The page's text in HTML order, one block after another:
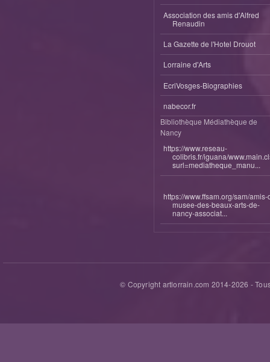
Association des amis d'Alfred
Renaudin
La Gazette de l'Hotel Drouot
Lorraine d'Arts
EcriVosges-Biographies
nabecor.fr
Bibliothèque Médiathèque de
Nancy
https://www.reseau-
colibris.fr/iguana/
surl=mediatheque_manu...
https://www.ffsam.org/sam/amis-
musee-des-beaux-arts-de-
nancy-associat...
© Copyright artlorrain.com 2014-2026 -